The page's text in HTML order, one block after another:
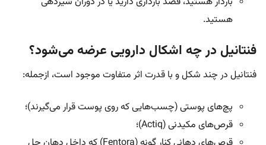
هستید.
فنتانیل در چه اشکال دارویی عرضه می‌شود؟
فنتانیل در چند شکل و با قدرت‌ اثر متفاوت موجود است، ازجمله:
پچ‌های پوستی (چسب‌هایی که روی پوست قرار می‌گیرند)؛
قرص‌های مکیدنی (Actiq)؛